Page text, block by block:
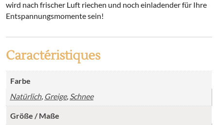
wird nach frischer Luft riechen und noch einladender für Ihre
Entspannungsmomente sein!
Caractéristiques
Farbe
Natürlich, Greige, Schnee
Größe / Maße